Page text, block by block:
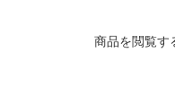
商品を閲覧す